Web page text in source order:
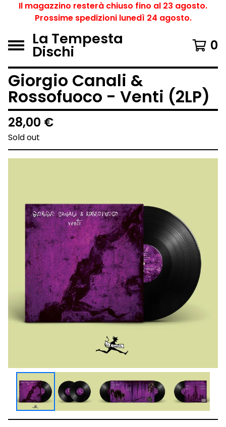
Il magazzino resterà chiuso fino al 23 agosto.
Prossime spedizioni lunedì 24 agosto.
La Tempesta
Dischi 0
Giorgio Canali &
Rossofuoco - Venti (2LP)
28,00 €
Sold out